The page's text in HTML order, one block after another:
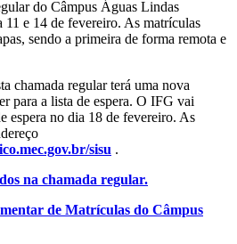
do Câmpus Águas Lindas
11 e 14 de fevereiro. As matrículas
sendo a primeira de forma remota e
chamada regular terá uma nova
para a lista de espera. O IFG vai
espera no dia 18 de fevereiro. As
br/sisu .
na chamada regular.
de Matrículas do Câmpus